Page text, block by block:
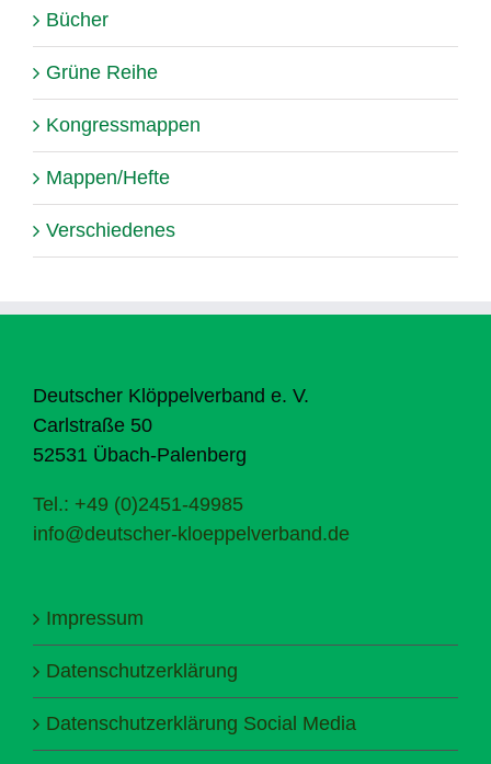
Bücher
Grüne Reihe
Kongressmappen
Mappen/Hefte
Verschiedenes
Deutscher Klöppelverband e. V.
Carlstraße 50
52531 Übach-Palenberg
Tel.: +49 (0)2451-49985
info@deutscher-kloeppelverband.de
Impressum
Datenschutzerklärung
Datenschutzerklärung Social Media